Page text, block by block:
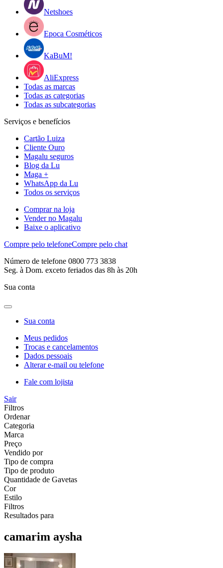
Netshoes
Epoca Cosméticos
KaBuM!
AliExpress
Todas as marcas
Todas as categorias
Todas as subcategorias
Serviços e benefícios
Cartão Luiza
Cliente Ouro
Magalu seguros
Blog da Lu
Maga +
WhatsApp da Lu
Todos os serviços
Comprar na loja
Vender no Magalu
Baixe o aplicativo
Compre pelo telefoneCompre pelo chat
Número de telefone 0800 773 3838
Seg. à Dom. exceto feriados das 8h às 20h
Sua conta
Sua conta
Meus pedidos
Trocas e cancelamentos
Dados pessoais
Alterar e-mail ou telefone
Fale com lojista
Sair
Filtros
Ordenar
Categoria
Marca
Preço
Vendido por
Tipo de compra
Tipo de produto
Quantidade de Gavetas
Cor
Estilo
Filtros
Resultados para
camarim aysha